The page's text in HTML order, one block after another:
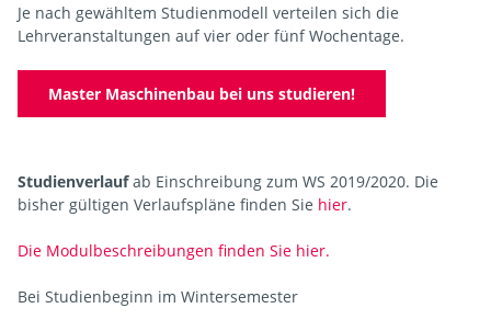
Je nach gewähltem Studienmodell verteilen sich die
Lehrveranstaltungen auf vier oder fünf Wochentage.
Master Maschinenbau bei uns studieren!
Studienverlaufab Einschreibung zum WS 2019/2020. Die
bisher gültigen Verlaufspläne finden Sie hier.
Die Modulbeschreibungen finden Sie hier.
Bei Studienbeginn im Wintersemester